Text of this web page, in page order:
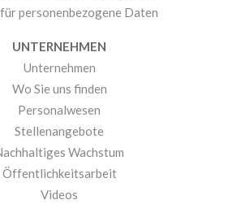
personenbezogene Daten
UNTERNEHMEN
Unternehmen
Wo Sie uns finden
Personalwesen
Stellenangebote
Wachstum
Öffentlichkeitsarbeit
Videos